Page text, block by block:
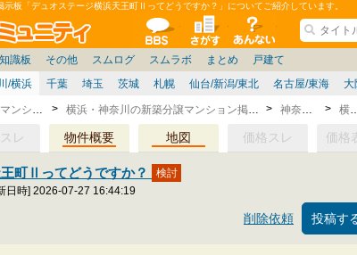
板「デュオステージ横浜天王町Ⅱってどうですか？」についてご紹介しています。
マンションコミュニティ
全掲示板 物件検索 サイトについて
/横浜 千葉 埼玉 茨城 札幌 仙台/新潟/東北 名古屋/東海 大
東 札幌/東北/北陸/信越 名古屋/東海 大阪/兵庫/京都/関西
暮らしやすさ評価 見学記
知識板
マンション雑談 マンション質問 住宅質問 管理会社/組合
その他
ゾート 広告 バトル 家具 ニュース 個人取引 政治
スムログ
ブロガーの本音 マンション管理 ノウハウ 東京都 神奈川県
スムラボ
東北 中国 九州 その他 まとめ
埼玉県 愛知県 大阪府 兵庫県 福岡県 戸建て
問 住宅設備
検討板/新築分譲マンション 横浜・神奈川の新築分譲マンション掲示板 神奈川県 横
レ 物件概要 地図 価格スレ 価格
町Ⅱってどうですか？
日時] 2026-07-27 16:44:19
削除依頼